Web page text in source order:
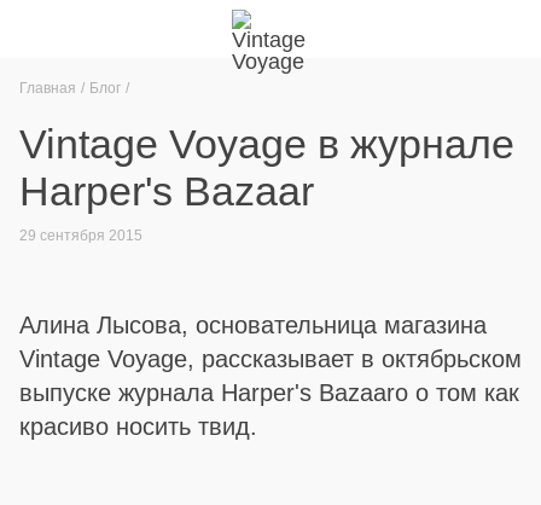
Главная Блог
Vintage Voyage в журнале
Harper's Bazaar
29 сентября 2015
Алина Лысова, основательница магазина
Vintage Voyage, рассказывает в октябрьском
выпуске журнала Harper's Bazaarо o том как
красиво носить твид.